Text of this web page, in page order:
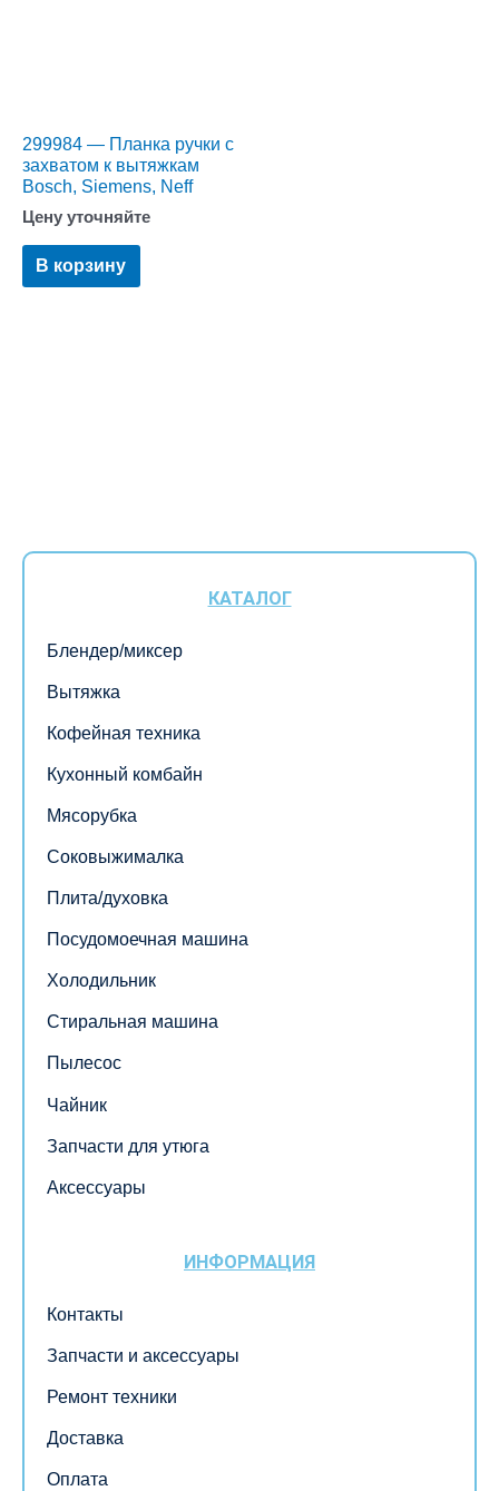
КАТАЛОГ
Блендер/миксер
Вытяжка
Кофейная техника
Кухонный комбайн
Мясорубка
Соковыжималка
Плита/духовка
Посудомоечная машина
Холодильник
Стиральная машина
Пылесос
Чайник
Запчасти для утюга
Аксессуары
ИНФОРМАЦИЯ
Контакты
Запчасти и аксессуары
Ремонт техники
Доставка
Оплата
299984 — Планка ручки с
захватом к вытяжкам
Bosch, Siemens, Neff
Цену уточняйте
В корзину